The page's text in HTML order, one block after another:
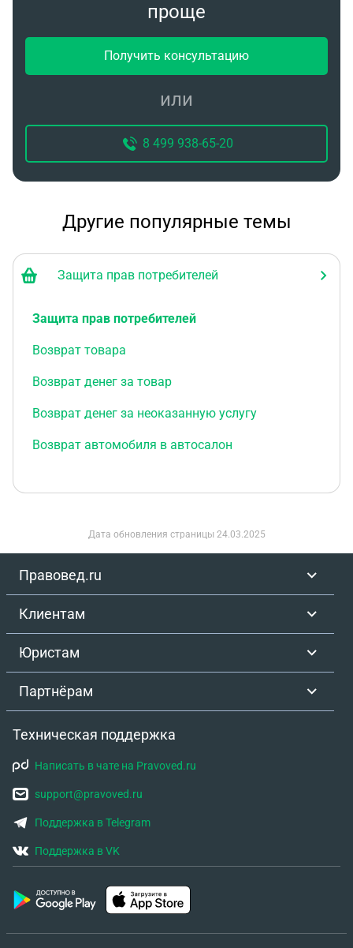
проще
Получить консультацию
или
8 499 938-65-20
Другие популярные темы
Защита прав потребителей
Защита прав потребителей
Возврат товара
Возврат денег за товар
Возврат денег за неоказанную услугу
Возврат автомобиля в автосалон
Дата обновления страницы 24.03.2025
Правовед.ru
Клиентам
Юристам
Партнёрам
Техническая поддержка
Написать в чате на Pravoved.ru
support@pravoved.ru
Поддержка в Telegram
Поддержка в VK